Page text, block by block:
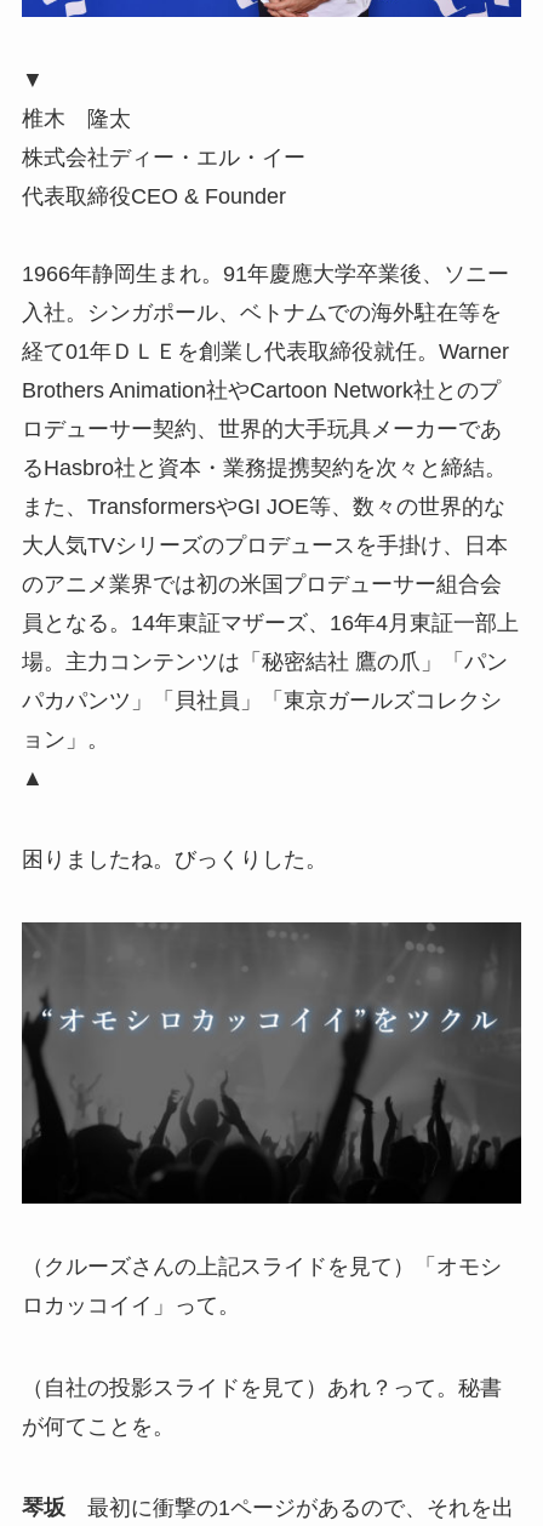
▼
椎木 隆太
株式会社ディー・エル・イー
代表取締役CEO & Founder
1966年静岡生まれ。91年慶應大学卒業後、ソニー
入社。シンガポール、ベトナムでの海外駐在等を
経て01年ＤＬＥを創業し代表取締役就任。Warner
Brothers Animation社やCartoon Network社とのプ
ロデューサー契約、世界的大手玩具メーカーであ
るHasbro社と資本・業務提携契約を次々と締結。
また、TransformersやGI JOE等、数々の世界的な
大人気TVシリーズのプロデュースを手掛け、日本
のアニメ業界では初の米国プロデューサー組合会
員となる。14年東証マザーズ、16年4月東証一部上
場。主力コンテンツは「秘密結社 鷹の爪」「パン
パカパンツ」「貝社員」「東京ガールズコレクシ
ョン」。
▲
困りましたね。びっくりした。
（クルーズさんの上記スライドを見て）「オモシ
ロカッコイイ」って。
（自社の投影スライドを見て）あれ？って。秘書
が何てことを。
琴坂最初に衝撃の1ページがあるので、それを出